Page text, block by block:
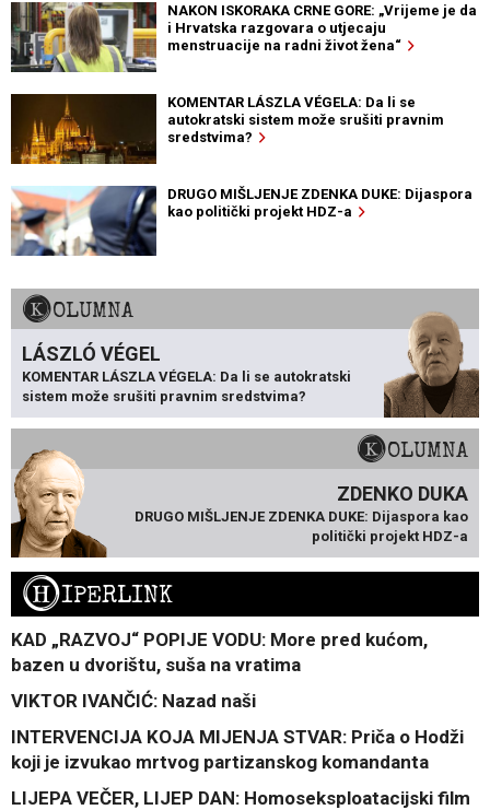
NAKON ISKORAKA CRNE GORE: „Vrijeme je da
i Hrvatska razgovara o utjecaju
menstruacije na radni život žena“
KOMENTAR LÁSZLA VÉGELA: Da li se
autokratski sistem može srušiti pravnim
sredstvima?
DRUGO MIŠLJENJE ZDENKA DUKE: Dijaspora
kao politički projekt HDZ-a
KOLUMNA
LÁSZLÓ VÉGEL
KOMENTAR LÁSZLA VÉGELA: Da li se autokratski
sistem može srušiti pravnim sredstvima?
KOLUMNA
ZDENKO DUKA
DRUGO MIŠLJENJE ZDENKA DUKE: Dijaspora kao
politički projekt HDZ-a
HIPERLINK
KAD „RAZVOJ“ POPIJE VODU: More pred kućom,
bazen u dvorištu, suša na vratima
VIKTOR IVANČIĆ: Nazad naši
INTERVENCIJA KOJA MIJENJA STVAR: Priča o Hodži
koji je izvukao mrtvog partizanskog komandanta
LIJEPA VEČER, LIJEP DAN: Homoseksploatacijski film